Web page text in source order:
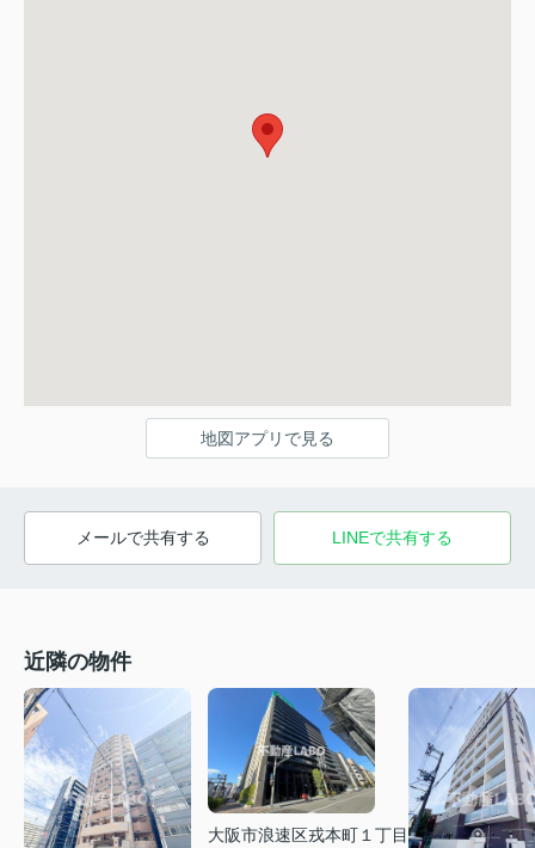
地図アプリで見る
メールで共有する LINEで共有する
近隣の物件
大阪市浪速区戎本町１丁目